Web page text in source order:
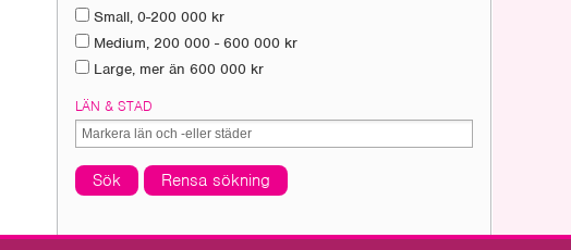
Small, 0-200 000 kr
Medium, 200 000 - 600 000 kr
Large, mer än 600 000 kr
LÄN & STAD
Sök Rensa sökning